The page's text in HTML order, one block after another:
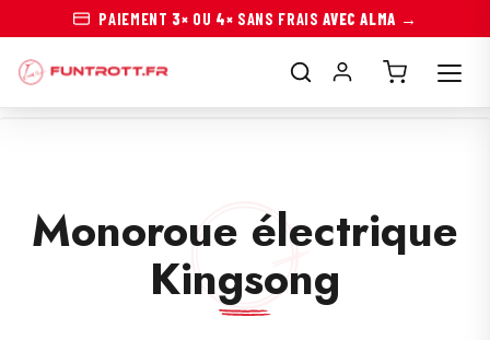
PAIEMENT 3× OU 4× SANS FRAISAVEC ALMA →
Monoroue électrique
Kingsong